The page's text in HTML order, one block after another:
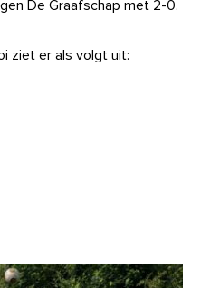
De Graafschap met 2-0.
ziet er als volgt uit: